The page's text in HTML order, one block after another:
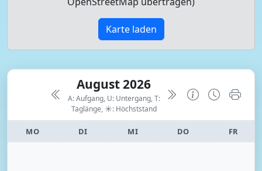
Karte laden
August 2026
A: Aufgang, U: Untergang, T:
Taglänge, ☀: Höchststand
MO DI MI DO FR